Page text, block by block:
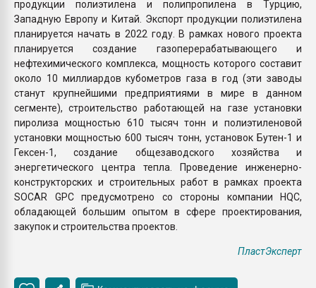
продукции полиэтилена и полипропилена в Турцию,
Западную Европу и Китай. Экспорт продукции полиэтилена
планируется начать в 2022 году. В рамках нового проекта
планируется создание газоперерабатывающего и
нефтехимического комплекса, мощность которого составит
около 10 миллиардов кубометров газа в год (эти заводы
станут крупнейшими предприятиями в мире в данном
сегменте), строительство работающей на газе установки
пиролиза мощностью 610 тысяч тонн и полиэтиленовой
установки мощностью 600 тысяч тонн, установок Бутен-1 и
Гексен-1, создание общезаводского хозяйства и
энергетического центра тепла. Проведение инженерно-
конструкторских и строительных работ в рамках проекта
SOCAR GPC предусмотрено со стороны компании HQC,
обладающей большим опытом в сфере проектирования,
закупок и строительства проектов.
ПластЭксперт